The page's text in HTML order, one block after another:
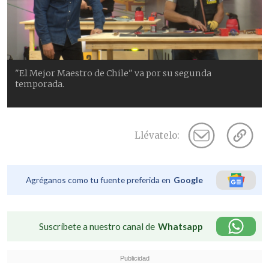
"El Mejor Maestro de Chile" va por su segunda
temporada.
Llévatelo:
Agréganos como tu fuente preferida en Google
Suscríbete a nuestro canal de Whatsapp